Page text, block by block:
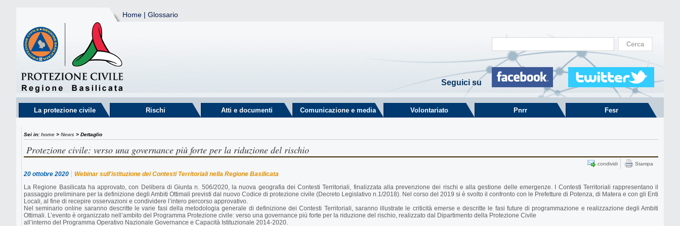
Home | Glossario
Seguici su
La protezione civile Rischi Atti e documenti Comunicazione e media Volontariato Pnrr Fesr
Sei in: home > News > Dettaglio
Protezione civile: verso una governance più forte per la riduzione del rischio
condividi Stampa
20 ottobre 2020
Webinar sull'istituzione dei Contesti Territoriali nella Regione Basilicata
La Regione Basilicata ha approvato, con Delibera di Giunta n. 506/2020, la nuova geografia dei Contesti Territoriali, finalizzata alla prevenzione dei rischi e alla gestione delle emergenze. I Contesti Territoriali rappresentano il
passaggio preliminare per la definizione degli Ambiti Ottimali previsti dal nuovo Codice di protezione civile (Decreto Legislativo n.1/2018). Nel corso del 2019 si è svolto il confronto con le Prefetture di Potenza, di Matera e con gli Enti
Locali, al fine di recepire osservazioni e condividere l’intero percorso approvativo.
Nel seminario online saranno descritte le varie fasi della metodologia generale di definizione dei Contesti Territoriali, saranno illustrate le criticità emerse e descritte le fasi future di programmazione e realizzazione degli Ambiti
Ottimali. L’evento è organizzato nell’ambito del Programma Protezione civile: verso una governance più forte per la riduzione del rischio, realizzato dal Dipartimento della Protezione Civile
all’interno del Programma Operativo Nazionale Governance e Capacità Istituzionale 2014-2020.